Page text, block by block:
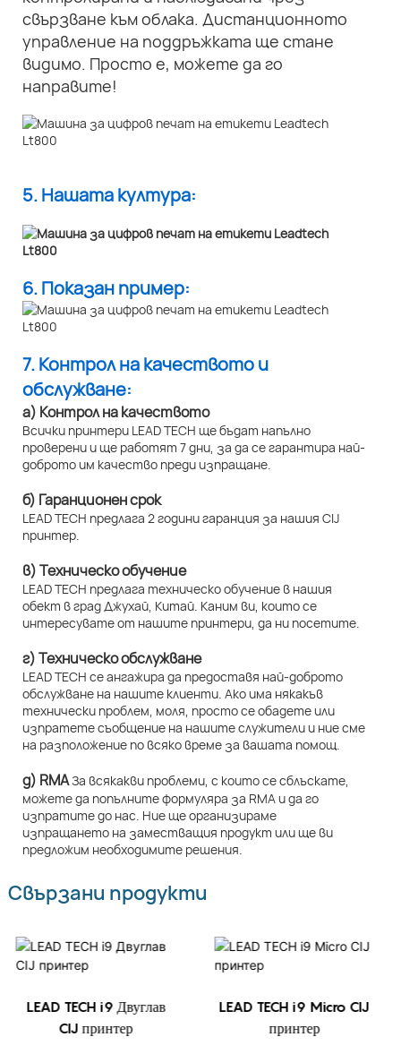
свързване към облака. Дистанционното
управление на поддръжката ще стане
видимо. Просто е, можете да го
направите!
5. Нашата култура:
6. Показан пример:
7. Контрол на качеството и
обслужване:
а) Контрол на качеството
Всички принтери LEAD TECH ще бъдат напълно
проверени и ще работят 7 дни, за да се гарантира най-
доброто им качество преди изпращане.
б) Гаранционен срок
LEAD TECH предлага 2 години гаранция за нашия CIJ
принтер.
в) Техническо обучение
LEAD TECH предлага техническо обучение в нашия
обект в град Джухай, Китай. Каним ви, които се
интересувате от нашите принтери, да ни посетите.
г) Техническо обслужване
LEAD TECH се ангажира да предоставя най-доброто
обслужване на нашите клиенти. Ако има някакъв
технически проблем, моля, просто се обадете или
изпратете съобщение на нашите служители и ние сме
на разположение по всяко време за вашата помощ.
д) RMAЗа всякакви проблеми, с които се сблъскате,
можете да попълните формуляра за RMA и да го
изпратите до нас. Ние ще организираме
изпращането на заместващия продукт или ще ви
предложим необходимите решения.
Свързани продукти
LEAD TECH i9 Двуглав
CIJ принтер
LEAD TECH i9 Micro CIJ
принтер